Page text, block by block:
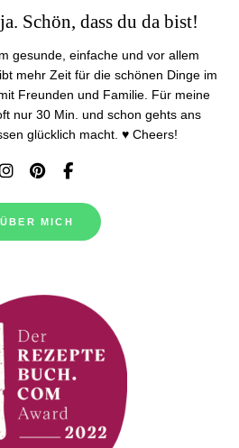
Schön, dass du da bist!
gesunde, einfache und vor allem
mehr Zeit für die schönen Dinge im
Freunden und Familie. Für meine
nur 30 Min. und schon gehts ans
glücklich macht. ♥ Cheers!
ÜBER MICH